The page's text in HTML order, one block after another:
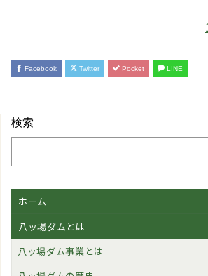
Facebook Twitter Pocket LINE
検索
ホーム
八ッ場ダムとは
八ッ場ダム事業とは